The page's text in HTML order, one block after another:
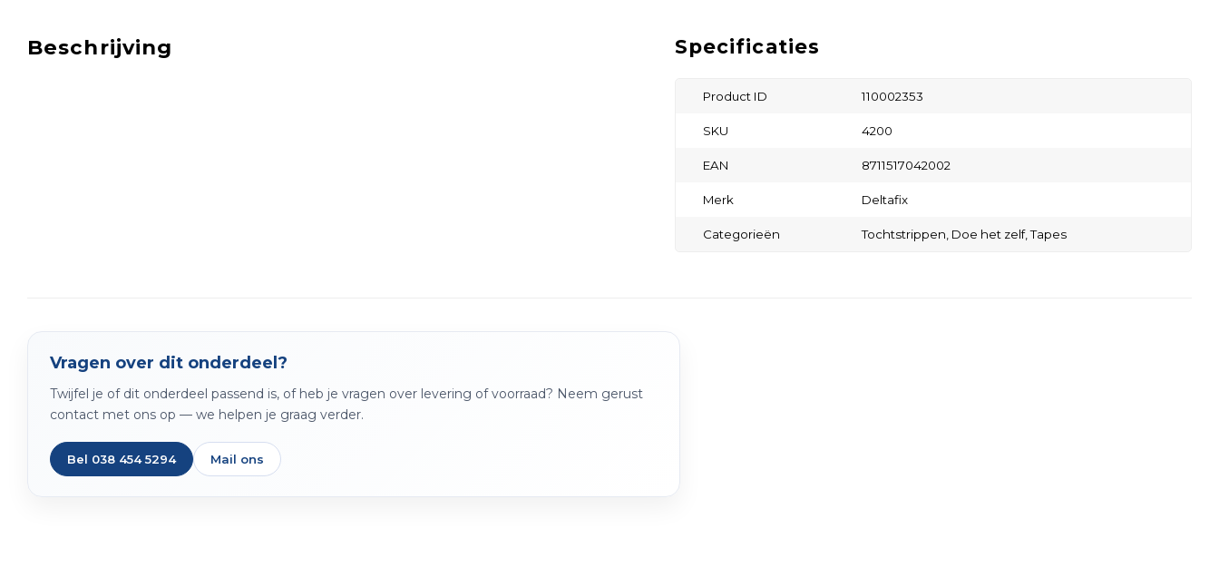
Beschrijving Specificaties
Product ID 110002353
SKU 4200
EAN 8711517042002
Merk Deltafix
Categorieën Tochtstrippen, Doe het zelf,Tapes
Vragen over dit onderdeel?
Twijfel je of dit onderdeel passend is, of heb je vragen over levering of voorraad? Neem gerust
contact met ons op — we helpen je graag verder.
Bel 038 454 5294 Mail ons